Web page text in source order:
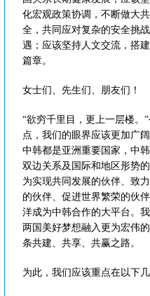
化宏观政策协调，不断做大
全，共同应对复杂的安全挑
遇；应该坚持人文交流，搭
篇章。
女士们、先生们、朋友们！
“欲穷千里目，更上一层楼。
点，我们的眼界应该更加广
中韩都是亚洲重要国家，中
双边关系及国际和地区形势
为实现共同发展的伙伴、致
的伙伴、促进世界繁荣的伙
洋成为中韩合作的大平台。
两国美好梦想融入更为宏伟
条共建、共享、共赢之路。
为此，我们应该重点在以下